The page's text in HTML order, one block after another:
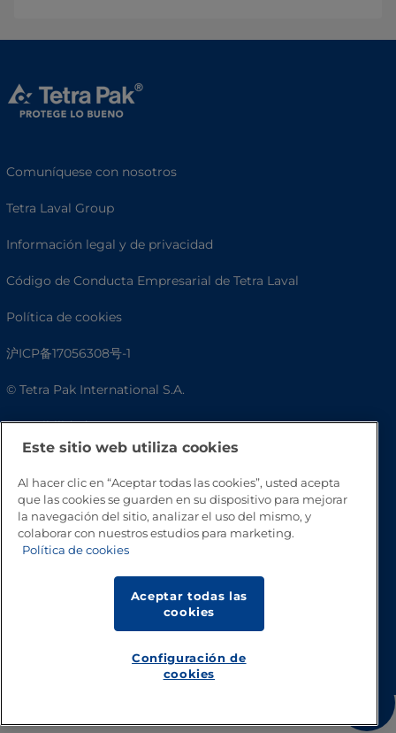
Comuníquese con nosotros
Tetra Laval Group
Información legal y de privacidad
Código de Conducta Empresarial de Tetra Laval
Política de cookies
沪ICP备17056308号-1
© Tetra Pak International S.A.
Accesibilidad
Este sitio web utiliza cookies
Al hacer clic en “Aceptar todas las cookies”, usted acepta
que las cookies se guarden en su dispositivo para mejorar
la navegación del sitio, analizar el uso del mismo, y
colaborar con nuestros estudios para marketing.
Política de cookies
Aceptar todas las
cookies
Configuración de
cookies